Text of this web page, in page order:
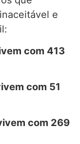
e
com 413
com 51
com 269